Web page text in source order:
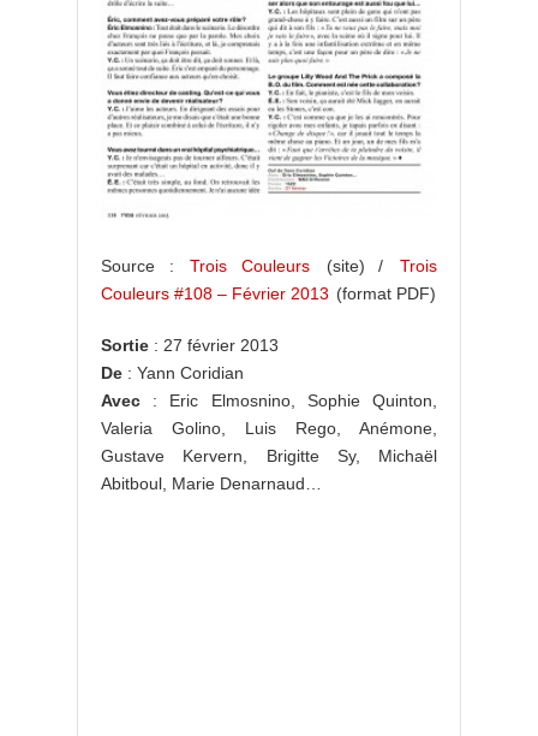
Source : Trois Couleurs (site) /
Trois
Couleurs #108 – Février 2013 (format PDF)
Sortie : 27 février 2013
De : Yann Coridian
Avec : Eric Elmosnino, Sophie Quinton,
Valeria Golino, Luis Rego, Anémone,
Gustave Kervern, Brigitte Sy, Michaël
Abitboul, Marie Denarnaud…